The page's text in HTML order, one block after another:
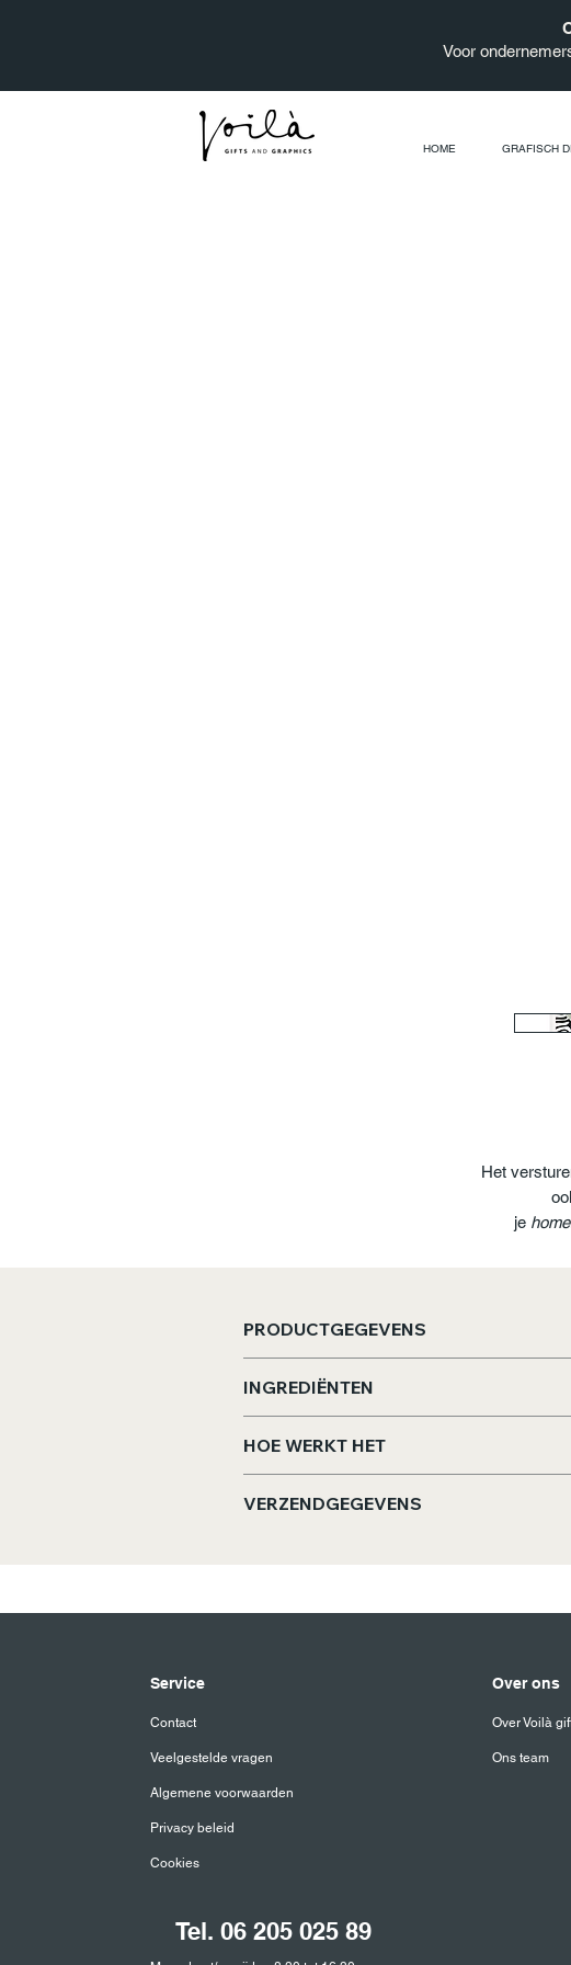
Voor
HOME GRAFISCH
Het
je
PRODUCTGEGEVENS
Inhoud:±28 gram voor 12 koppen thee
INGREDIËNTEN
HOE WERKT HET
minuten trekken en roer goed door.
VERZENDGEGEVENS
Service
Contact
Veelgestelde vragen
Algemene voorwaarden
Privacy beleid
Cookies
Over ons
Over Voilà
Ons team
Tel. 06 205 025 89